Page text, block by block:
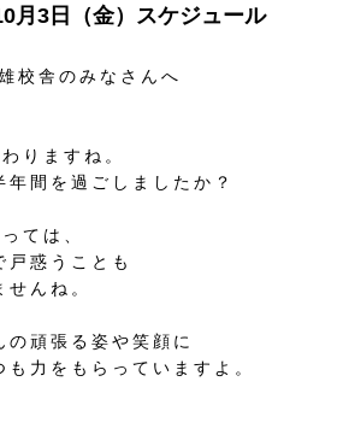
月3日（金）スケジュール
校舎のみなさんへ
りますね。
間を過ごしましたか？
ては、
戸惑うことも
んね。
頑張る姿や笑顔に
力をもらっていますよ。